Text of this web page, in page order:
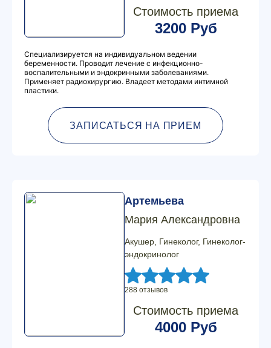
Стоимость приема
3200 Руб
Специализируется на индивидуальном ведении
беременности. Проводит лечение с инфекционно-
воспалительными и эндокринными заболеваниями.
Применяет радиохирургию. Владеет методами интимной
пластики.
ЗАПИСАТЬСЯ НА ПРИЕМ
Артемьева
Мария Александровна
Акушер, Гинеколог, Гинеколог-
эндокринолог
288 отзывов
Стоимость приема
4000 Руб